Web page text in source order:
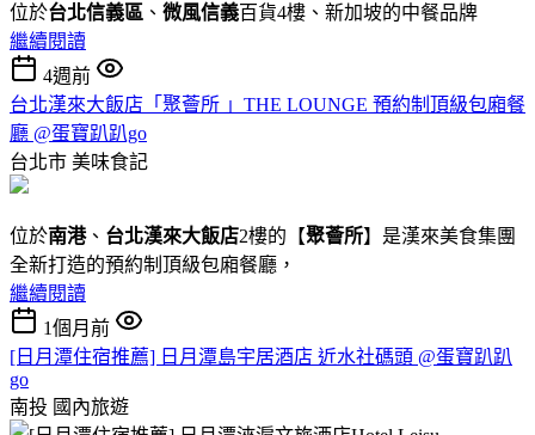
位於台北信義區 、 微風信義百貨4樓、新加坡的中餐品牌
繼續閱讀
4週前
台北漢來大飯店「聚薈所 」THE LOUNGE 預約制頂級包廂餐
廳 @蛋寶趴趴go
台北市 美味食記
位於南港、 台北漢來大飯店2樓的【聚薈所】是漢來美食集團
全新打造的預約制頂級包廂餐廳，
繼續閱讀
1個月前
[日月潭住宿推薦] 日月潭島宇居酒店 近水社碼頭 @蛋寶趴趴
go
南投 國內旅遊